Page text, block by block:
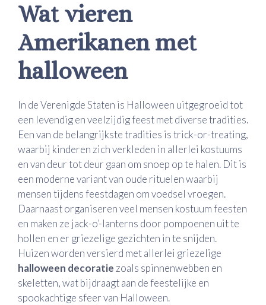
Wat vieren
Amerikanen met
halloween
In de Verenigde Staten is Halloween uitgegroeid tot
een levendig en veelzijdig feest met diverse tradities.
Een van de belangrijkste tradities is trick-or-treating,
waarbij kinderen zich verkleden in allerlei kostuums
en van deur tot deur gaan om snoep op te halen. Dit is
een moderne variant van oude rituelen waarbij
mensen tijdens feestdagen om voedsel vroegen.
Daarnaast organiseren veel mensen kostuum feesten
en maken ze jack-o’-lanterns door pompoenen uit te
hollen en er griezelige gezichten in te snijden.
Huizen worden versierd met allerlei griezelige
halloween decoratie zoals spinnenwebben en
skeletten, wat bijdraagt aan de feestelijke en
spookachtige sfeer van Halloween.